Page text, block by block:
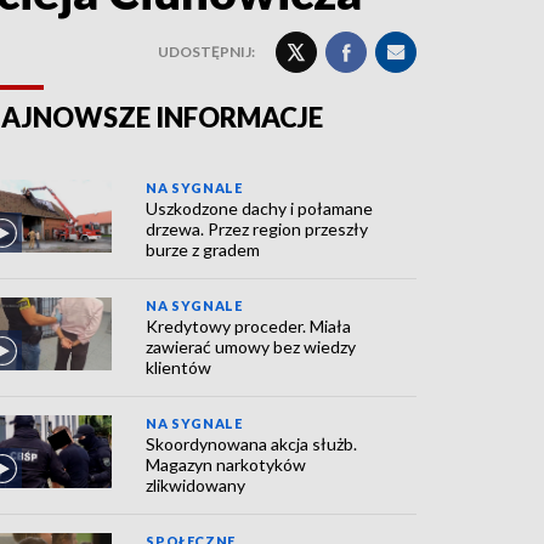
UDOSTĘPNIJ:
INFORMACJE
NA SYGNALE
Uszkodzone dachy i połamane
drzewa. Przez region przeszły
burze z gradem
NA SYGNALE
Kredytowy proceder. Miała
zawierać umowy bez wiedzy
klientów
NA SYGNALE
Skoordynowana akcja służb.
Magazyn narkotyków
zlikwidowany